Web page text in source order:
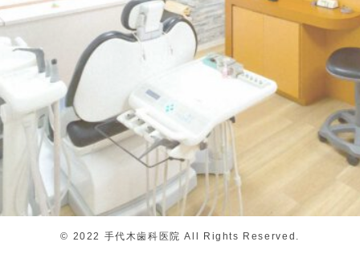
© 2022 手代木歯科医院 All Rights Reserved.